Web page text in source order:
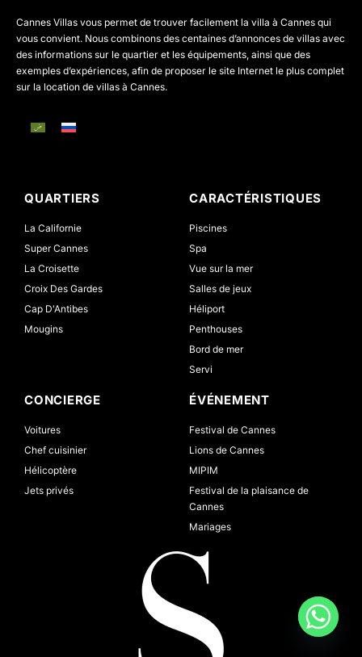
Cannes Villas vous permet de trouver facilement la villa à Cannes qui
vous convient. Nous combinons des centaines d’annonces de villas avec
des informations sur le quartier et les équipements, ainsi que des
exemples d’expériences, afin de proposer le site Internet le plus complet
sur la location de villas à Cannes.
QUARTIERS
La Californie
Super Cannes
La Croisette
Croix Des Gardes
Cap D'Antibes
Mougins
CARACTÉRISTIQUES
Piscines
Spa
Vue sur la mer
Salles de jeux
Héliport
Penthouses
Bord de mer
Servi
CONCIERGE
Voitures
Chef cuisinier
Hélicoptère
Jets privés
ÉVÉNEMENT
Festival de Cannes
Lions de Cannes
MIPIM
Festival de la plaisance de
Cannes
Mariages